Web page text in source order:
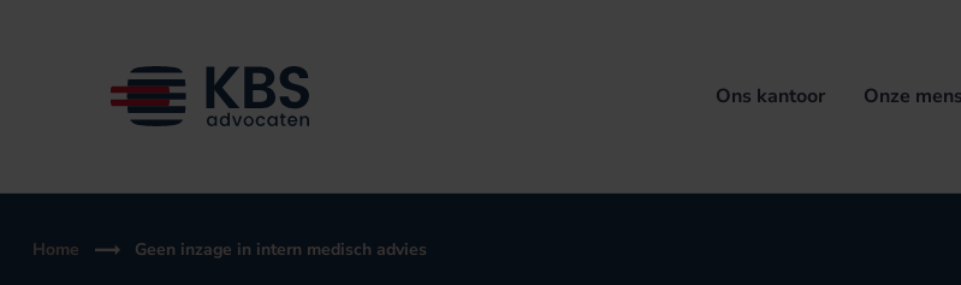
Ons kantoor Onze
Home Geen inzage in intern medisch advies